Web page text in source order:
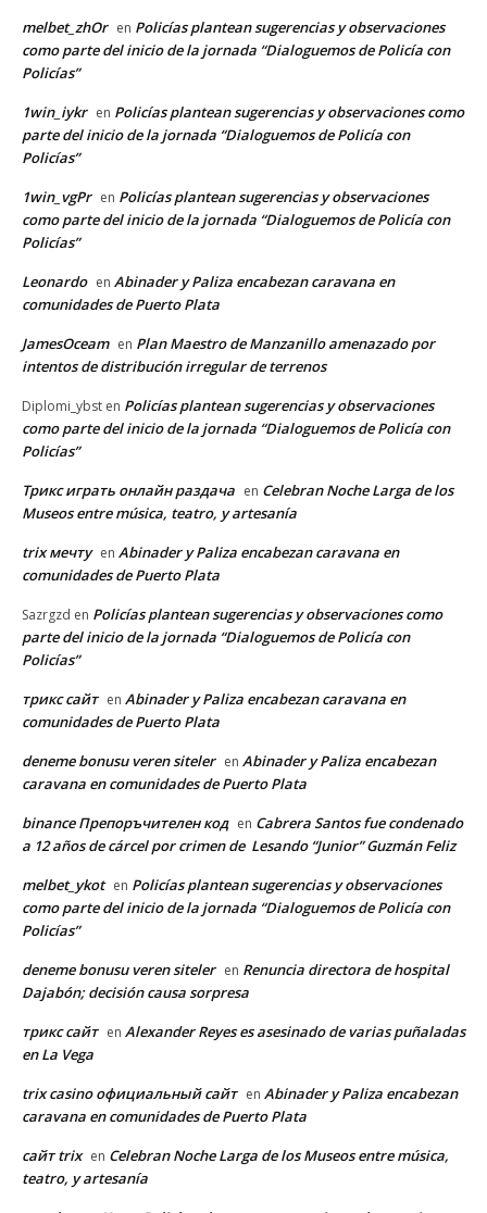
melbet_zhOr en Policías plantean sugerencias y observaciones
como parte del inicio de la jornada “Dialoguemos de Policía con
Policías”
1win_iykr en Policías plantean sugerencias y observaciones como
parte del inicio de la jornada “Dialoguemos de Policía con
Policías”
1win_vgPr en Policías plantean sugerencias y observaciones
como parte del inicio de la jornada “Dialoguemos de Policía con
Policías”
Leonardo en Abinader y Paliza encabezan caravana en
comunidades de Puerto Plata
JamesOceam en Plan Maestro de Manzanillo amenazado por
intentos de distribución irregular de terrenos
Diplomi_ybst en Policías plantean sugerencias y observaciones
como parte del inicio de la jornada “Dialoguemos de Policía con
Policías”
Трикс играть онлайн раздача en Celebran Noche Larga de los
Museos entre música, teatro, y artesanía
trix мечту en Abinader y Paliza encabezan caravana en
comunidades de Puerto Plata
Sazrgzd en Policías plantean sugerencias y observaciones como
parte del inicio de la jornada “Dialoguemos de Policía con
Policías”
трикс сайт en Abinader y Paliza encabezan caravana en
comunidades de Puerto Plata
deneme bonusu veren siteler en Abinader y Paliza encabezan
caravana en comunidades de Puerto Plata
binance Препоръчителен код en Cabrera Santos fue condenado
a 12 años de cárcel por crimen de Lesando “Junior” Guzmán Feliz
melbet_ykot en Policías plantean sugerencias y observaciones
como parte del inicio de la jornada “Dialoguemos de Policía con
Policías”
deneme bonusu veren siteler en Renuncia directora de hospital
Dajabón; decisión causa sorpresa
трикс сайт en Alexander Reyes es asesinado de varias puñaladas
en La Vega
trix casino официальный сайт en Abinader y Paliza encabezan
caravana en comunidades de Puerto Plata
сайт trix en Celebran Noche Larga de los Museos entre música,
teatro, y artesanía